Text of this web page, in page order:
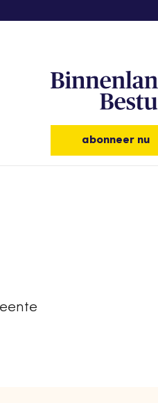
abonneer nu